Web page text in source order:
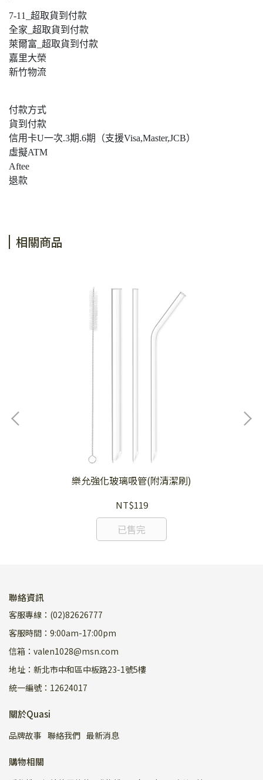
7-11_超取貨到付款
全家_超取貨到付款
萊爾富_超取貨到付款
嘉里大榮
新竹物流
付款方式
貨到付款
信用卡U一次.3期.6期（支援Visa,Master,JCB）
虛擬ATM
Aftee
退款
相關商品
樂允強化玻璃吸管(附清潔刷)
NT$119
已售完
聯絡資訊
客服專線：(02)82626777
客服時間：9:00am-17:00pm
信箱：valen1028@msn.com
地址：新北市中和區中板路23-1號5樓
統一編號：12624017
關於Quasi
品牌故事 聯絡我們 最新消息
購物相關